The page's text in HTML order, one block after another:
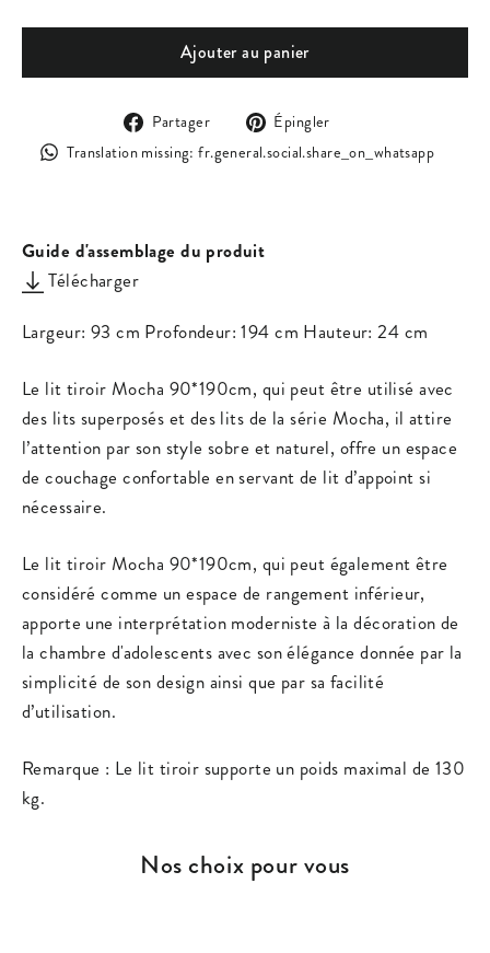
Ajouter au panier
Partager
Partager
sur
Épingler
sur
Translation missing: fr.general.social.share_on_whatsapp
Guide d'assemblage du produit
Télécharger
Largeur: 93 cm Profondeur: 194 cm Hauteur: 24 cm
Le lit tiroir Mocha 90*190cm, qui peut être utilisé avec
des lits superposés et des lits de la série Mocha, il attire
l’attention par son style sobre et naturel, offre un espace
de couchage confortable en servant de lit d’appoint si
nécessaire.
Le lit tiroir Mocha 90*190cm, qui peut également être
considéré comme un espace de rangement inférieur,
apporte une interprétation moderniste à la décoration de
la chambre d'adolescents avec son élégance donnée par la
simplicité de son design ainsi que par sa facilité
d’utilisation.
Remarque : Le lit tiroir supporte un poids maximal de 130
kg.
Nos choix pour vous